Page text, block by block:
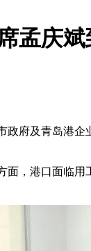
孟庆
政府及青岛港
，港口面临